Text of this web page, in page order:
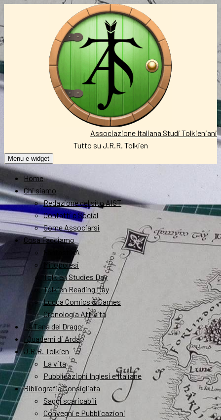
Associazione Italiana Studi Tolkieniani
Tutto su J.R.R. Tolkien
Menu e widget
Home
Chi siamo
Redazione del sito AIST
Contatti e Social
Come Associarsi
Cosa Facciamo
FantastikA
Mitopoiesi
Tolkien Studies Day
Tolkien Reading Day
Lucca Comics & Games
Cronologia Attività
La Tana del Drago
I Quaderni di Arda
J.R.R. Tolkien
La vita
Pubblicazioni Inglesi e Italiane
Bibliografia Consigliata
Saggi scaricabili
Convegni e Pubblicazioni